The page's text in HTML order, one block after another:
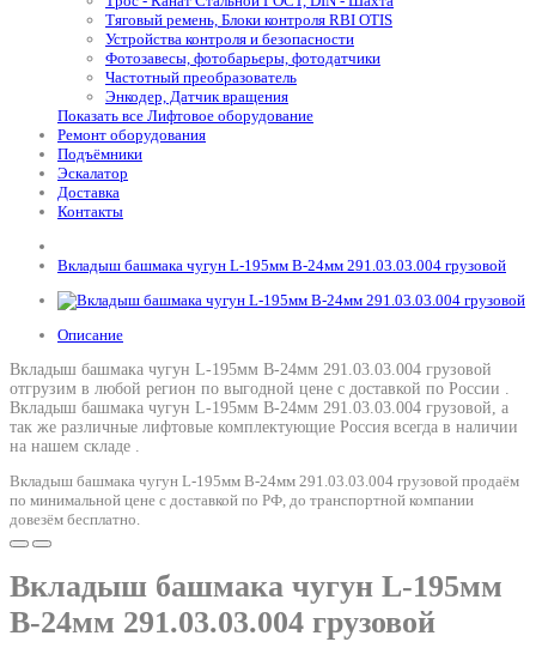
Тяговый ремень, Блоки контроля RBI OTIS
Устройства контроля и безопасности
Фотозавесы, фотобарьеры, фотодатчики
Частотный преобразователь
Энкодер, Датчик вращения
Показать все Лифтовое оборудование
Ремонт оборудования
Подъёмники
Эскалатор
Доставка
Контакты
Вкладыш башмака чугун L-195мм В-24мм 291.03.03.004 грузовой
Описание
Вкладыш башмака чугун L-195мм В-24мм 291.03.03.004 грузовой
отгрузим в любой регион по выгодной цене с доставкой по России .
Вкладыш башмака чугун L-195мм В-24мм 291.03.03.004 грузовой, а
так же различные лифтовые комплектующие Россия всегда в наличии
на нашем складе .
Вкладыш башмака чугун L-195мм В-24мм 291.03.03.004 грузовой продаём
по минимальной цене с доставкой по РФ, до транспортной компании
довезём бесплатно.
Вкладыш башмака чугун L-195мм
В-24мм 291.03.03.004 грузовой